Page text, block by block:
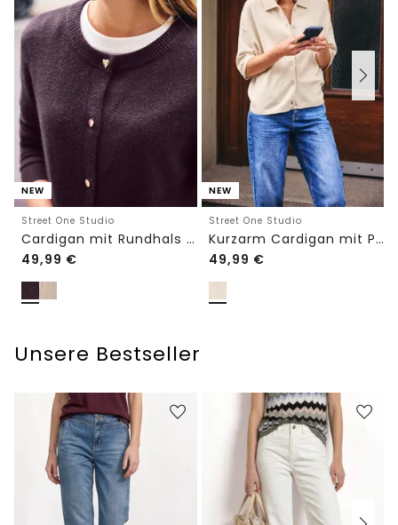
NEW
Street One Studio
Cardigan mit Rundhals und Knöpfen
49,99 €
NEW
Street One Studio
Kurzarm Cardigan mit Polokragen
49,99 €
Unsere Bestseller